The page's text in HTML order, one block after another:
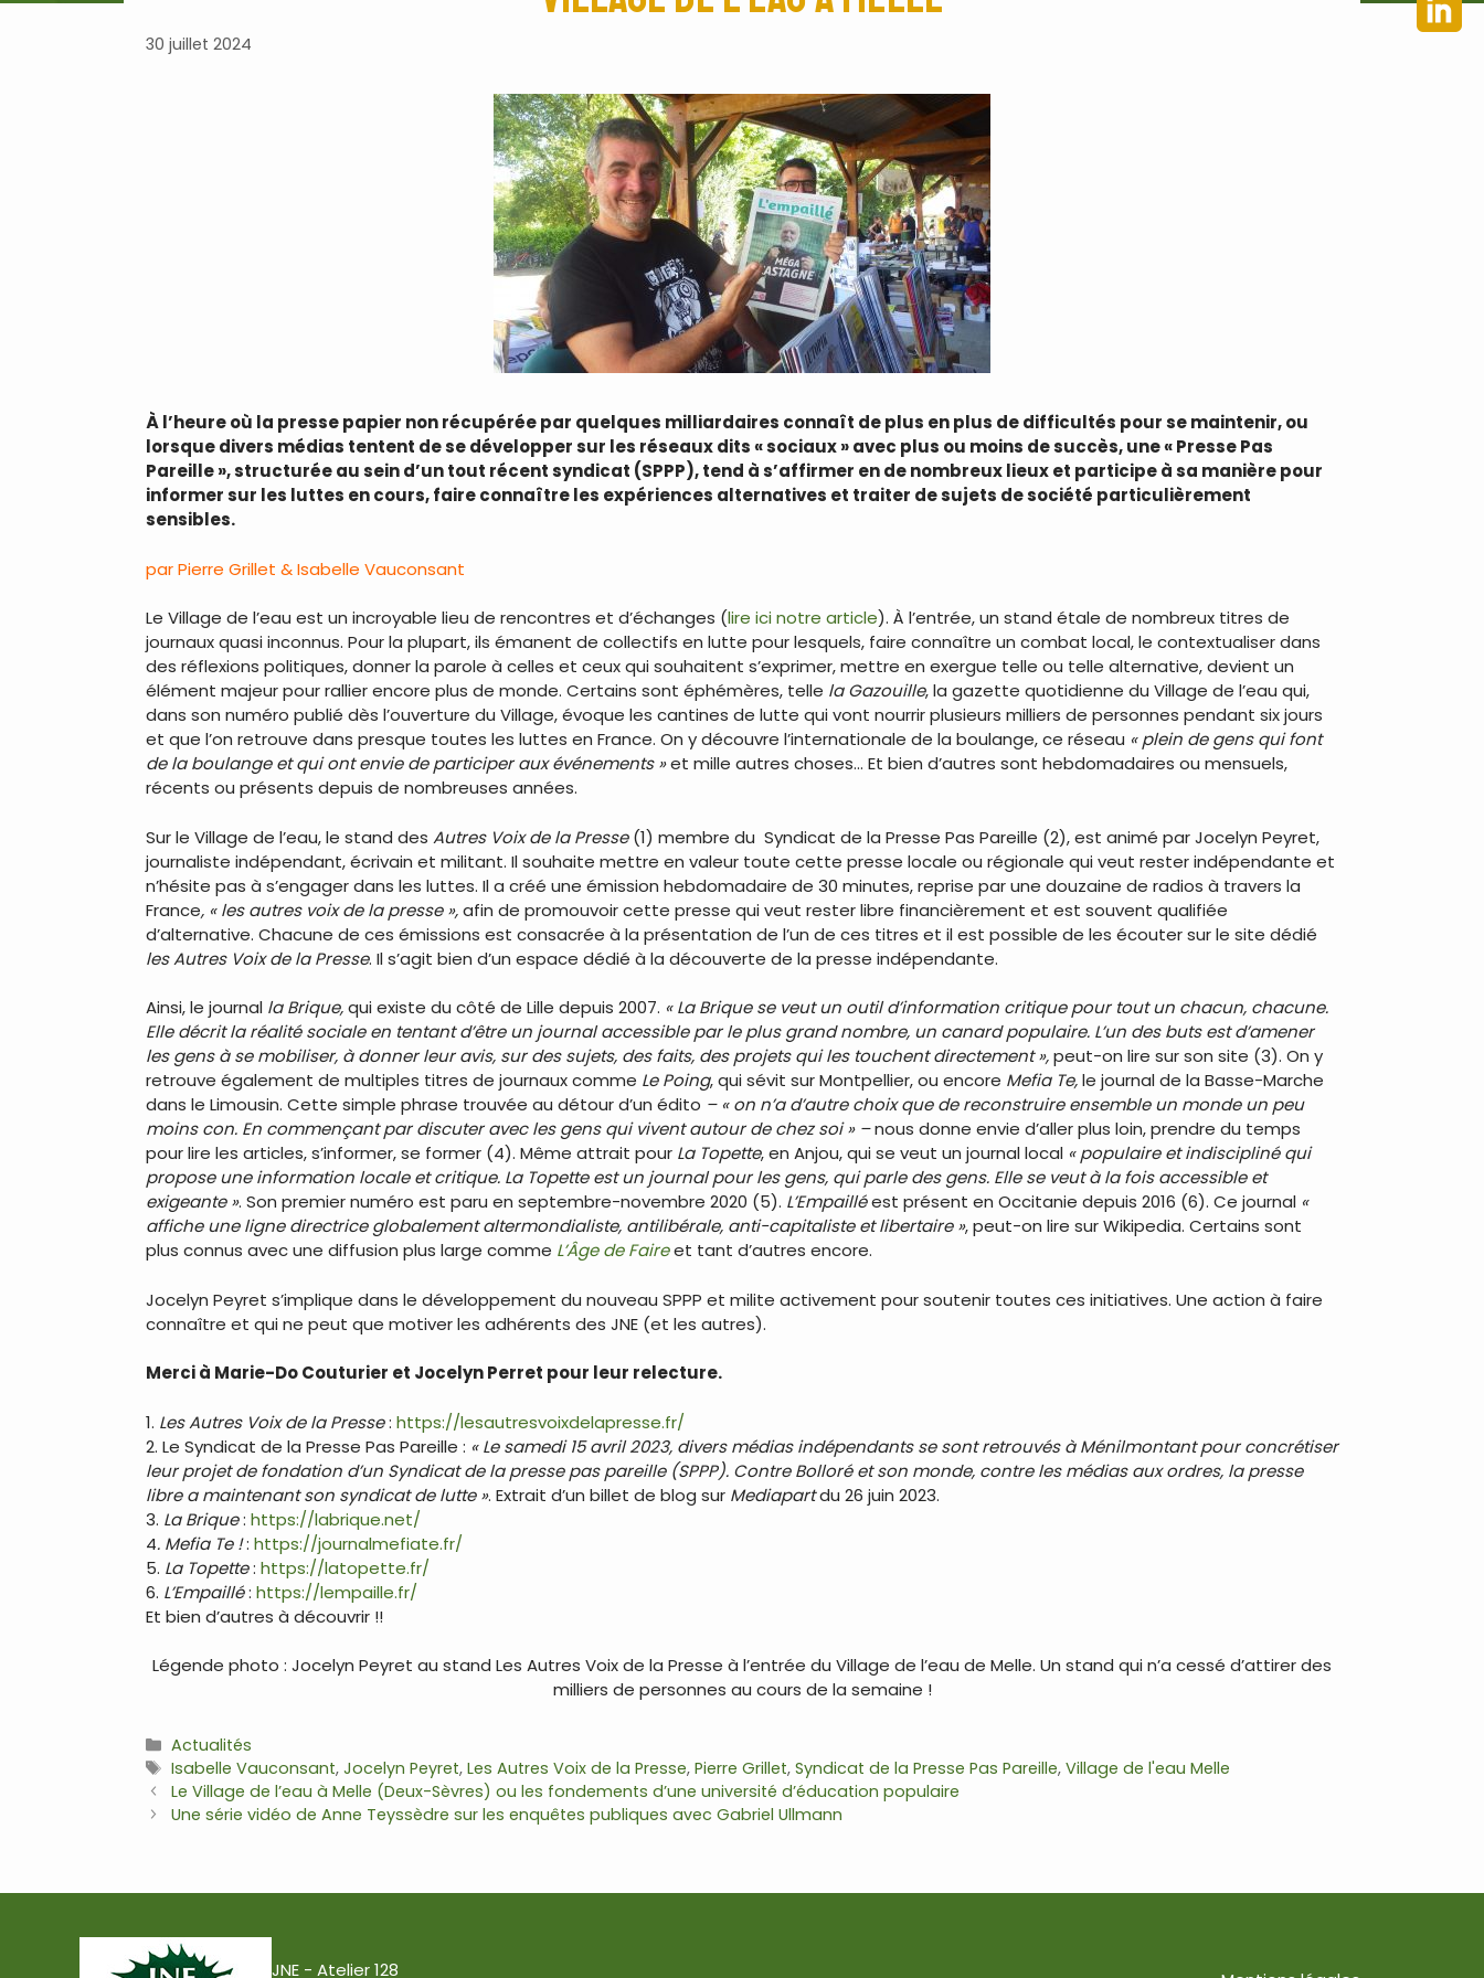
30 juillet 2024
À l’heure où la presse papier non récupérée par quelques milliardaires connaît de plus en plus de difficultés pour se maintenir, ou
lorsque divers médias tentent de se développer sur les réseaux dits « sociaux » avec plus ou moins de succès, une « Presse Pas
Pareille », structurée au sein d’un tout récent syndicat (SPPP), tend à s’affirmer en de nombreux lieux et participe à sa manière pour
informer sur les luttes en cours, faire connaître les expériences alternatives et traiter de sujets de société particulièrement
sensibles.
par Pierre Grillet & Isabelle Vauconsant
Le Village de l’eau est un incroyable lieu de rencontres et d’échanges (lire ici notre article). À l’entrée, un stand étale de nombreux titres de
journaux quasi inconnus. Pour la plupart, ils émanent de collectifs en lutte pour lesquels, faire connaître un combat local, le contextualiser dans
des réflexions politiques, donner la parole à celles et ceux qui souhaitent s’exprimer, mettre en exergue telle ou telle alternative, devient un
élément majeur pour rallier encore plus de monde. Certains sont éphémères, telle la Gazouille, la gazette quotidienne du Village de l’eau qui,
dans son numéro publié dès l’ouverture du Village, évoque les cantines de lutte qui vont nourrir plusieurs milliers de personnes pendant six jours
et que l’on retrouve dans presque toutes les luttes en France. On y découvre l’internationale de la boulange, ce réseau « plein de gens qui font
de la boulange et qui ont envie de participer aux événements »et mille autres choses… Et bien d’autres sont hebdomadaires ou mensuels,
récents ou présents depuis de nombreuses années.
Sur le Village de l’eau, le stand des Autres Voix de la Presse(1) membre du Syndicat de la Presse Pas Pareille (2), est animé par Jocelyn Peyret,
journaliste indépendant, écrivain et militant. Il souhaite mettre en valeur toute cette presse locale ou régionale qui veut rester indépendante et
n’hésite pas à s’engager dans les luttes. Il a créé une émission hebdomadaire de 30 minutes, reprise par une douzaine de radios à travers la
France, « les autres voix de la presse »,afin de promouvoir cette presse qui veut rester libre financièrement et est souvent qualifiée
d’alternative. Chacune de ces émissions est consacrée à la présentation de l’un de ces titres et il est possible de les écouter sur le site dédié
les Autres Voix de la Presse. Il s’agit bien d’un espace dédié à la découverte de la presse indépendante.
Ainsi, le journal la Brique,qui existe du côté de Lille depuis 2007. « La Brique se veut un outil d’information critique pour tout un chacun, chacune.
Elle décrit la réalité sociale en tentant d’être un journal accessible par le plus grand nombre, un canard populaire. L’un des buts est d’amener
les gens à se mobiliser, à donner leur avis, sur des sujets, des faits, des projets qui les touchent directement »,peut-on lire sur son site (3). On y
retrouve également de multiples titres de journaux comme Le Poing, qui sévit sur Montpellier, ou encore Mefia Te,le journal de la Basse-Marche
dans le Limousin. Cette simple phrase trouvée au détour d’un édito – « on n’a d’autre choix que de reconstruire ensemble un monde un peu
moins con. En commençant par discuter avec les gens qui vivent autour de chez soi » –nous donne envie d’aller plus loin, prendre du temps
pour lire les articles, s’informer, se former (4). Même attrait pour La Topette, en Anjou, qui se veut un journal local « populaire et indiscipliné qui
propose une information locale et critique. La Topette est un journal pour les gens, qui parle des gens. Elle se veut à la fois accessible et
exigeante ». Son premier numéro est paru en septembre-novembre 2020 (5). L’Empailléest présent en Occitanie depuis 2016 (6). Ce journal «
affiche une ligne directrice globalement altermondialiste, antilibérale, anti-capitaliste et libertaire », peut-on lire sur Wikipedia. Certains sont
plus connus avec une diffusion plus large comme L’Âge de Faireet tant d’autres encore.
Jocelyn Peyret s’implique dans le développement du nouveau SPPP et milite activement pour soutenir toutes ces initiatives. Une action à faire
connaître et qui ne peut que motiver les adhérents des JNE (et les autres).
Merci à Marie-Do Couturier et Jocelyn Perret pour leur relecture.
1. Les Autres Voix de la Presse: https://lesautresvoixdelapresse.fr/
2. Le Syndicat de la Presse Pas Pareille : « Le samedi 15 avril 2023, divers médias indépendants se sont retrouvés à Ménilmontant pour concrétiser
leur projet de fondation d’un Syndicat de la presse pas pareille (SPPP). Contre Bolloré et son monde, contre les médias aux ordres, la presse
libre a maintenant son syndicat de lutte ». Extrait d’un billet de blog sur Mediapartdu 26 juin 2023.
3. La Brique: https://labrique.net/
4. Mefia Te !: https://journalmefiate.fr/
5. La Topette: https://latopette.fr/
6. L’Empaillé: https://lempaille.fr/
Et bien d’autres à découvrir !!
Légende photo : Jocelyn Peyret au stand Les Autres Voix de la Presse à l’entrée du Village de l’eau de Melle. Un stand qui n’a cessé d’attirer des
milliers de personnes au cours de la semaine !
Catégories
Actualités
Étiquettes
Isabelle Vauconsant,Jocelyn Peyret,Les Autres Voix de la Presse,Pierre Grillet,Syndicat de la Presse Pas Pareille,Village de l'eau Melle
Navigation
des
Le Village de l’eau à Melle (Deux-Sèvres) ou les fondements d’une université d’éducation populaire
Une série vidéo de Anne Teyssèdre sur les enquêtes publiques avec Gabriel Ullmann
JNE - Atelier 128